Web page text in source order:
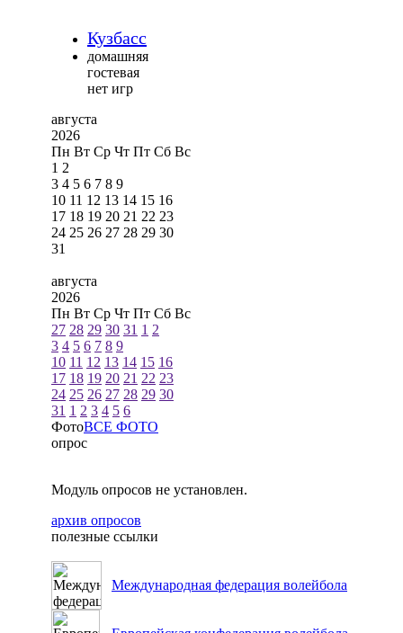
Кузбасс
домашняя
гостевая
нет игр
августа
2026
Пн Вт Ср Чт Пт Сб Вс
1 2
3 4 5 6 7 8 9
10 11 12 13 14 15 16
17 18 19 20 21 22 23
24 25 26 27 28 29 30
31
августа
2026
Пн Вт Ср Чт Пт Сб Вс
27 28 29 30 31 1 2
3 4 5 6 7 8 9
10 11 12 13 14 15 16
17 18 19 20 21 22 23
24 25 26 27 28 29 30
31 1 2 3 4 5 6
ФотоВСЕ ФОТО
опрос
Модуль опросов не установлен.
архив опросов
полезные ссылки
Международная федерация волейбола